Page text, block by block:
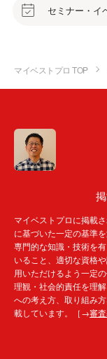
セミナー・イ
マイベストプロ TOP
マイベストプロに掲載
に基づいた一定の基準
専門的な知識・技術を
いること、適切な資格
用いただけるよう一定
理観・社会的責任を理
への考え方、取り組み
載しています。［→審